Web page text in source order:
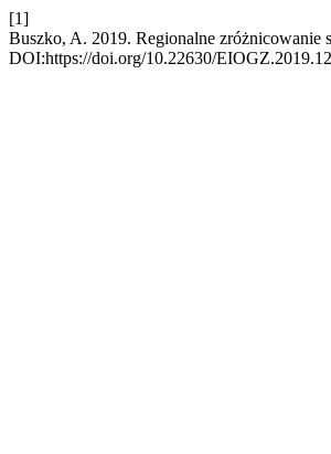
[1]
Buszko, A. 2019. Regionalne zróżnicowanie
DOI:https://doi.org/10.22630/